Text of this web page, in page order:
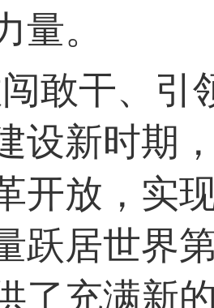
量。
敢干、引
设新时期
开放，实
跃居世界
了充满新